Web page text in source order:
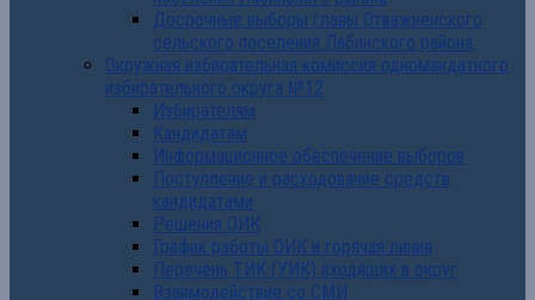
Досрочные выборы главы Отважненского
сельского поселения Лабинского района
Окружная избирательная комиссия одномандатного
избирательного округа №12
Избирателям
Кандидатам
Информационное обеспечение выборов
Поступление и расходование средств
кандидатами
Решения ОИК
График работы ОИК и горячая линия
Перечень ТИК (УИК) входящих в округ
Взаимодействие со СМИ